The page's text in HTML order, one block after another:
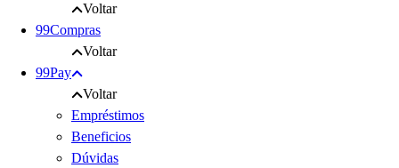
Voltar
99Compras
Voltar
99Pay
Voltar
Empréstimos
Beneficios
Dúvidas